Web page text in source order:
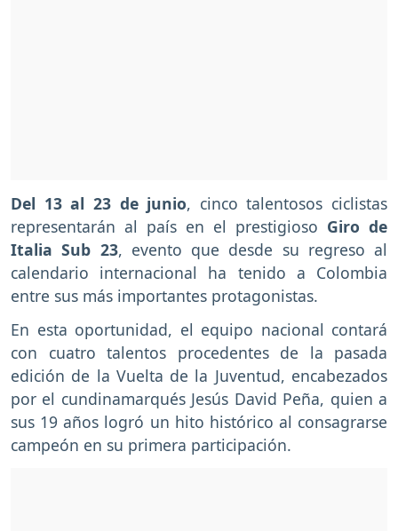
Del 13 al 23 de junio, cinco talentosos ciclistas
representarán al país en el prestigioso Giro de
Italia Sub 23, evento que desde su regreso al
calendario internacional ha tenido a Colombia
entre sus más importantes protagonistas.
En esta oportunidad, el equipo nacional contará
con cuatro talentos procedentes de la pasada
edición de la Vuelta de la Juventud, encabezados
por el cundinamarqués Jesús David Peña, quien a
sus 19 años logró un hito histórico al consagrarse
campeón en su primera participación.